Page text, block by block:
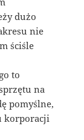
dużo
nie
ściśle
to
na
pomyślne,
korporacji